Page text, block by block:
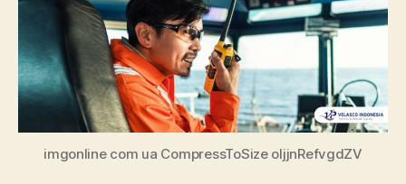
imgonline com ua CompressToSize oljjnRefvgdZV